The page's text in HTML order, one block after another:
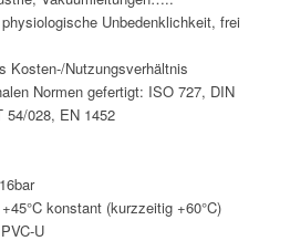
Unbedenklichkeit, frei
Kosten-/Nutzungsverhältnis
Normen gefertigt: ISO 727, DIN
54/028, EN 1452
konstant (kurzzeitig +60°C)
U